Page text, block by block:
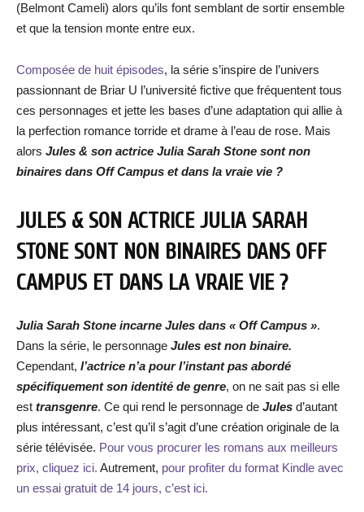
(Belmont Cameli) alors qu’ils font semblant de sortir ensemble
et que la tension monte entre eux.
Composée de huit épisodes, la série s’inspire de l’univers
passionnant de Briar U l’université fictive que fréquentent tous
ces personnages et jette les bases d’une adaptation qui allie à
la perfection romance torride et drame à l’eau de rose. Mais
alors Jules & son actrice Julia Sarah Stone sont non
binaires dans Off Campus et dans la vraie vie ?
JULES & SON ACTRICE JULIA SARAH
STONE SONT NON BINAIRES DANS OFF
CAMPUS ET DANS LA VRAIE VIE ?
Julia Sarah Stone incarne Jules dans « Off Campus ».
Dans la série, le personnage Jules est non binaire.
Cependant, l’actrice n’a pour l’instant pas abordé
spécifiquement son identité de genre, on ne sait pas si elle
est transgenre. Ce qui rend le personnage de Jules d’autant
plus intéressant, c’est qu’il s’agit d’une création originale de la
série télévisée. Pour vous procurer les romans aux meilleurs
prix, cliquez ici. Autrement, pour profiter du format Kindle avec
un essai gratuit de 14 jours, c’est ici.